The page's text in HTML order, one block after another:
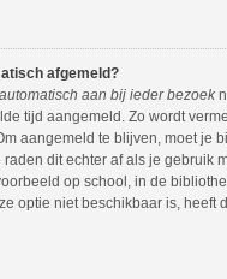
afgemeld?
aan bij ieder bezoek
tijd aangemeld. Zo wordt
aangemeld te blijven, moet je
dit echter af als je gebruik
op school, in de
optie niet beschikbaar is, heeft